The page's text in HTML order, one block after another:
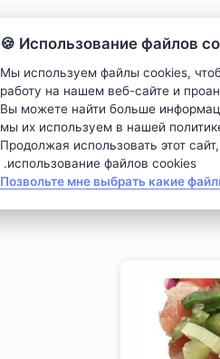
Использование файлов
Мы используем файлы cookies,
работу на нашем веб-сайте и
Вы можете найти больше
мы их используем в нашей
Продолжая использовать этот
использование файлов cookies.
Позвольте мне выбрать какие